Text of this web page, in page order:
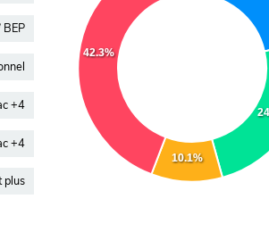
BEP
+4
+4
plus
10.1%
42.3%